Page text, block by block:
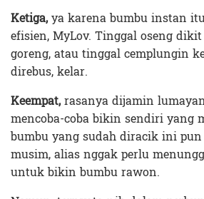
Ketiga,ya karena bumbu instan
efisien, MyLov. Tinggal oseng
goreng, atau tinggal cemplungin
direbus, kelar.
Keempat,rasanya dijamin
mencoba-coba bikin sendiri yang
bumbu yang sudah diracik ini
musim, alias nggak perlu
untuk bikin bumbu rawon.